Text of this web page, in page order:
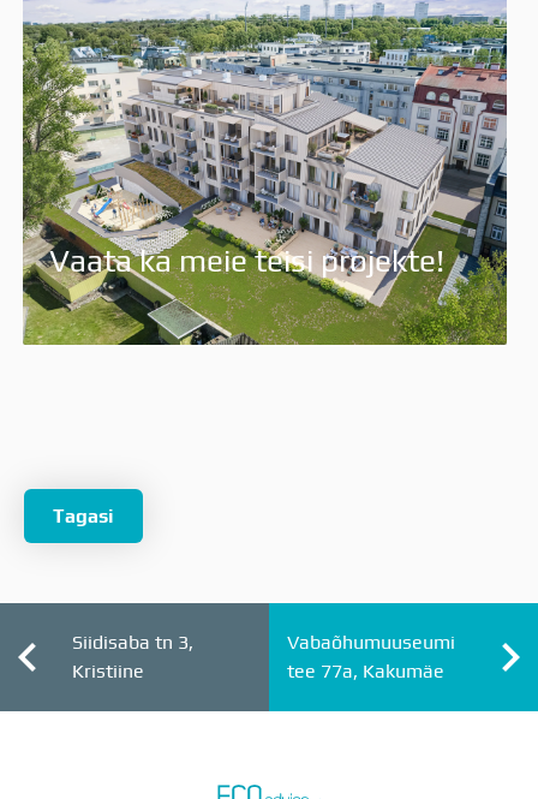
Vaata ka meie teisi projekte!
Tagasi
Siidisaba tn 3,
Kristiine
Vabaõhumuuseumi
tee 77a, Kakumäe